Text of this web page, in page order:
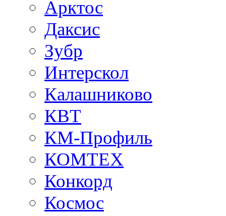
Арктос
Даксис
Зубр
Интерскол
Калашниково
КВТ
КМ-Профиль
КОМТЕХ
Конкорд
Космос